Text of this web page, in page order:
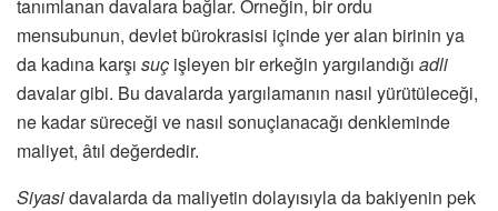
tanımlanan davalara bağlar. Örneğin, bir ordu
mensubunun, devlet bürokrasisi içinde yer alan birinin ya
da kadına karşı suç işleyen bir erkeğin yargılandığı adli
davalar gibi. Bu davalarda yargılamanın nasıl yürütüleceği,
ne kadar süreceği ve nasıl sonuçlanacağı denkleminde
maliyet, âtıl değerdedir.
Siyasidavalarda da maliyetin dolayısıyla da bakiyenin pek